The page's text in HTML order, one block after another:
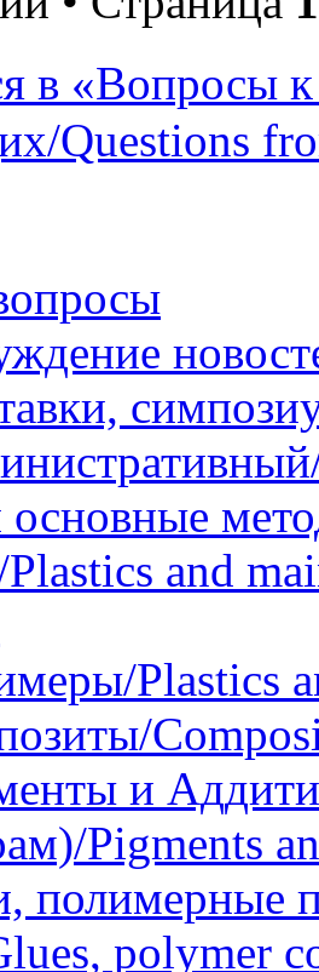
в «Вопросы
Questions
Plastics and
Plastics
и
Pigments
polymer